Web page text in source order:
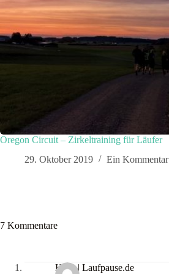
Oregon Circuit – Zirkeltraining für Läufer
29. Oktober 2019
Ein Kommentar
7 Kommentare
Hans | Laufpause.de